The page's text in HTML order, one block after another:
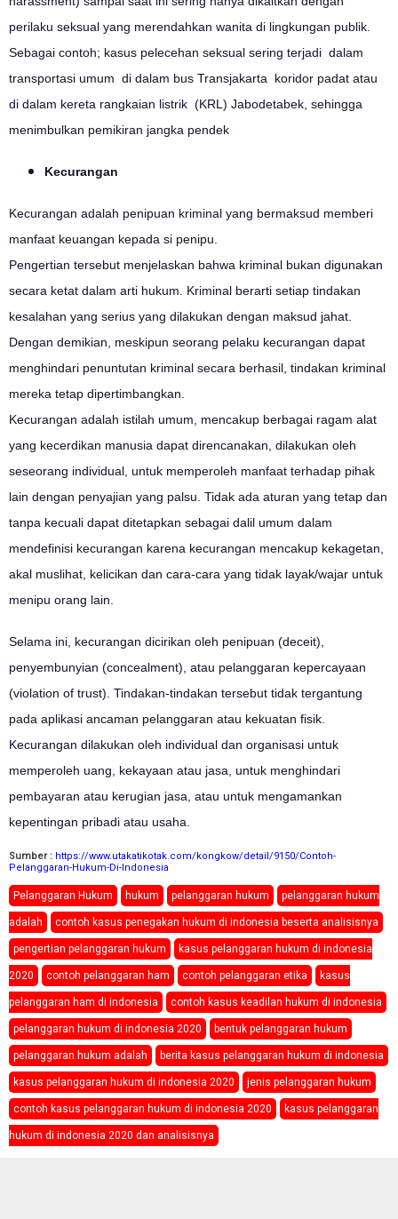
perilaku seksual yang merendahkan wanita di lingkungan publik.
Sebagai contoh; kasus pelecehan seksual sering terjadi dalam
transportasi umum di dalam bus Transjakarta koridor padat atau
di dalam kereta rangkaian listrik (KRL) Jabodetabek, sehingga
menimbulkan pemikiran jangka pendek
Kecurangan
Kecurangan adalah penipuan kriminal yang bermaksud memberi
manfaat keuangan kepada si penipu.
Pengertian tersebut menjelaskan bahwa kriminal bukan digunakan
secara ketat dalam arti hukum. Kriminal berarti setiap tindakan
kesalahan yang serius yang dilakukan dengan maksud jahat.
Dengan demikian, meskipun seorang pelaku kecurangan dapat
menghindari penuntutan kriminal secara berhasil, tindakan kriminal
mereka tetap dipertimbangkan.
Kecurangan adalah istilah umum, mencakup berbagai ragam alat
yang kecerdikan manusia dapat direncanakan, dilakukan oleh
seseorang individual, untuk memperoleh manfaat terhadap pihak
lain dengan penyajian yang palsu. Tidak ada aturan yang tetap dan
tanpa kecuali dapat ditetapkan sebagai dalil umum dalam
mendefinisi kecurangan karena kecurangan mencakup kekagetan,
akal muslihat, kelicikan dan cara-cara yang tidak layak/wajar untuk
menipu orang lain.
Selama ini, kecurangan dicirikan oleh penipuan (deceit),
penyembunyian (concealment), atau pelanggaran kepercayaan
(violation of trust). Tindakan-tindakan tersebut tidak tergantung
pada aplikasi ancaman pelanggaran atau kekuatan fisik.
Kecurangan dilakukan oleh individual dan organisasi untuk
memperoleh uang, kekayaan atau jasa, untuk menghindari
pembayaran atau kerugian jasa, atau untuk mengamankan
kepentingan pribadi atau usaha.
Sumber : https://www.utakatikotak.com/kongkow/detail/9150/Contoh-
Pelanggaran-Hukum-Di-Indonesia
Pelanggaran Hukum hukum pelanggaran hukum pelanggaran hukum
adalah contoh kasus penegakan hukum di indonesia beserta analisisnya
pengertian pelanggaran hukum kasus pelanggaran hukum di indonesia
2020 contoh pelanggaran ham contoh pelanggaran etika kasus
pelanggaran ham di indonesia contoh kasus keadilan hukum di indonesia
pelanggaran hukum di indonesia 2020 bentuk pelanggaran hukum
pelanggaran hukum adalah berita kasus pelanggaran hukum di indonesia
kasus pelanggaran hukum di indonesia 2020 jenis pelanggaran hukum
contoh kasus pelanggaran hukum di indonesia 2020 kasus pelanggaran
hukum di indonesia 2020 dan analisisnya